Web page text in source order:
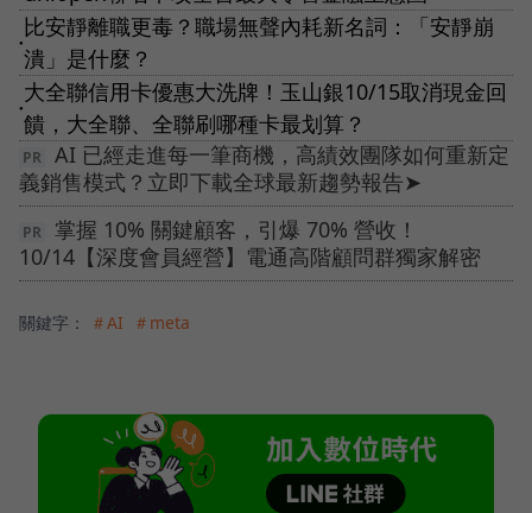
●
比安靜離職更毒？職場無聲內耗新名詞：「安靜崩
潰」是什麼？
●
大全聯信用卡優惠大洗牌！玉山銀10/15取消現金回
饋，大全聯、全聯刷哪種卡最划算？
AI 已經走進每一筆商機，高績效團隊如何重新定
義銷售模式？立即下載全球最新趨勢報告➤
掌握 10% 關鍵顧客，引爆 70% 營收！
10/14【深度會員經營】電通高階顧問群獨家解密
關鍵字： ＃AI ＃meta